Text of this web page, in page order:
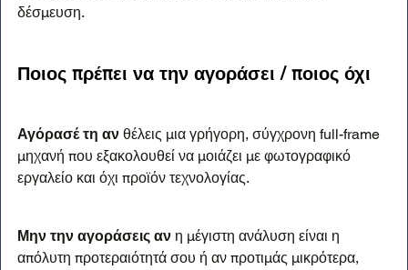
δέσμευση.
Ποιος πρέπει να την αγοράσει / ποιος όχι
Αγόρασέ τη αν θέλεις μια γρήγορη, σύγχρονη full-frame
μηχανή που εξακολουθεί να μοιάζει με φωτογραφικό
εργαλείο και όχι προϊόν τεχνολογίας.
Μην την αγοράσεις αν η μέγιστη ανάλυση είναι η
απόλυτη προτεραιότητά σου ή αν προτιμάς μικρότερα,